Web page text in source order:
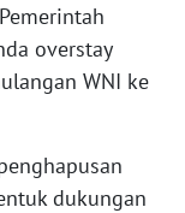
overstay
WNI ke
dukungan